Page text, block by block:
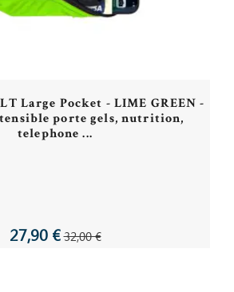
Large Pocket - LIME GREEN -
porte gels, nutrition,
telephone ...
27,90 €32,00 €